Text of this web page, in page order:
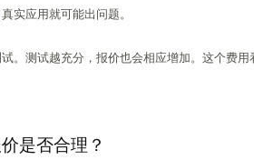
实应用就可能出问题。
。测试越充分，报价也会相应增加。这个费用
是否合理？